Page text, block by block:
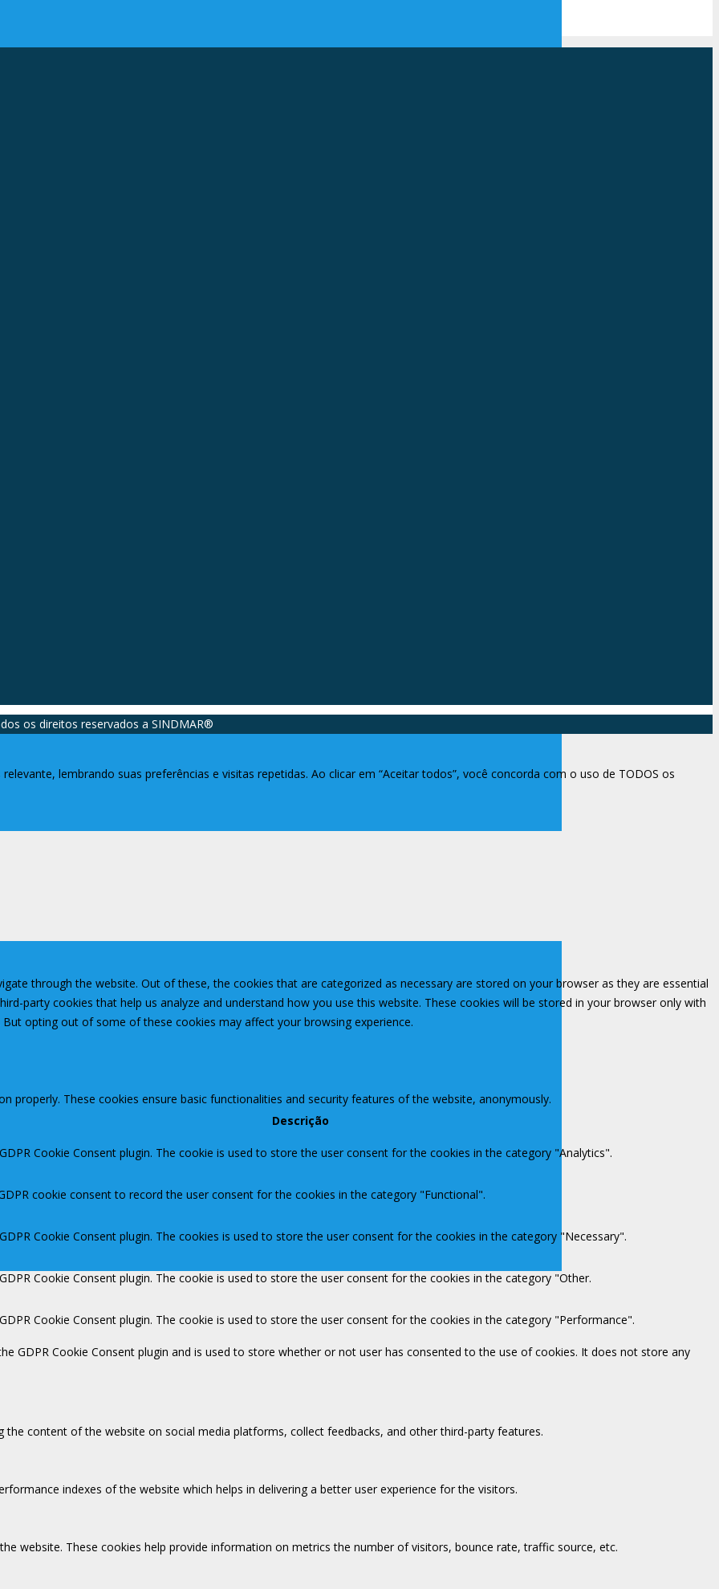
os direitos reservados a SINDMAR®️
lembrando suas preferências e visitas repetidas. Ao clicar em “Aceitar todos”, você concorda com o uso de TODOS os
through the website. Out of these, the cookies that are categorized as necessary are stored on your browser as they are essential
party cookies that help us analyze and understand how you use this website. These cookies will be stored in your browser only with
opting out of some of these cookies may affect your browsing experience.
properly. These cookies ensure basic functionalities and security features of the website, anonymously.
Descrição
Cookie Consent plugin. The cookie is used to store the user consent for the cookies in the category "Analytics".
cookie consent to record the user consent for the cookies in the category "Functional".
Cookie Consent plugin. The cookies is used to store the user consent for the cookies in the category "Necessary".
Cookie Consent plugin. The cookie is used to store the user consent for the cookies in the category "Other.
Cookie Consent plugin. The cookie is used to store the user consent for the cookies in the category "Performance".
GDPR Cookie Consent plugin and is used to store whether or not user has consented to the use of cookies. It does not store any
content of the website on social media platforms, collect feedbacks, and other third-party features.
indexes of the website which helps in delivering a better user experience for the visitors.
website. These cookies help provide information on metrics the number of visitors, bounce rate, traffic source, etc.